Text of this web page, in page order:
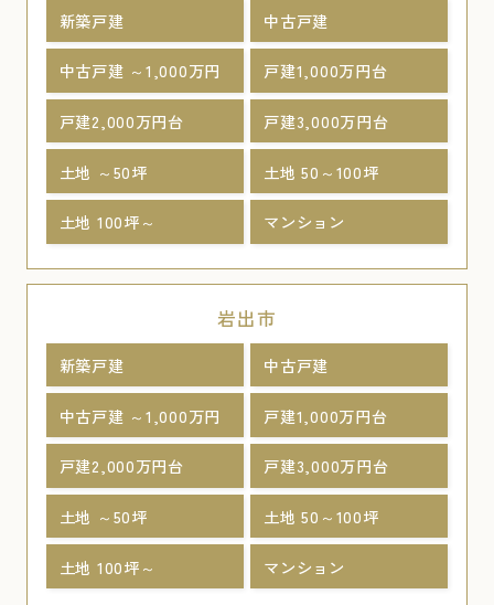
新築戸建 中古戸建
中古戸建 ～1,000万円 戸建1,000万円台
戸建2,000万円台 戸建3,000万円台
土地 ～50坪 土地 50～100坪
土地 100坪～ マンション
岩出市
新築戸建 中古戸建
中古戸建 ～1,000万円 戸建1,000万円台
戸建2,000万円台 戸建3,000万円台
土地 ～50坪 土地 50～100坪
土地 100坪～ マンション